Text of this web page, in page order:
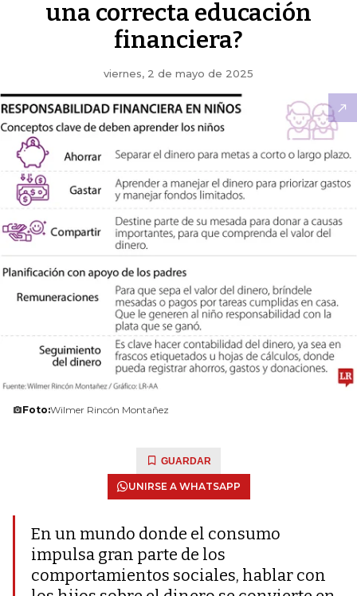
una correcta educación
financiera?
viernes, 2 de mayo de 2025
Foto:Wilmer Rincón Montañez
GUARDAR
UNIRSE A WHATSAPP
En un mundo donde el consumo
impulsa gran parte de los
comportamientos sociales, hablar con